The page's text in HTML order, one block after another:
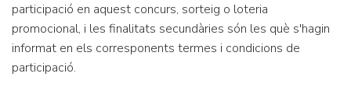
participació en aquest concurs, sorteig o loteria
promocional, i les finalitats secundàries són les què s'hagin
informat en els corresponents termes i condicions de
participació.